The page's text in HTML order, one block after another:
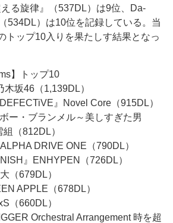
る旋律』（537DL）は9位、Da-
534DL）は10位を記録している。当
トップ10入りを果たしす結果となっ
】トップ10
坂46（1,139DL）
』Novel Core（915DL）
ー・ブランメル～美しすぎた男
（812DL）
DRIVE ONE（790DL）
』ENHYPEN（726DL）
（679DL）
APPLE（678DL）
（660DL）
Orchestral Arrangement 時を超